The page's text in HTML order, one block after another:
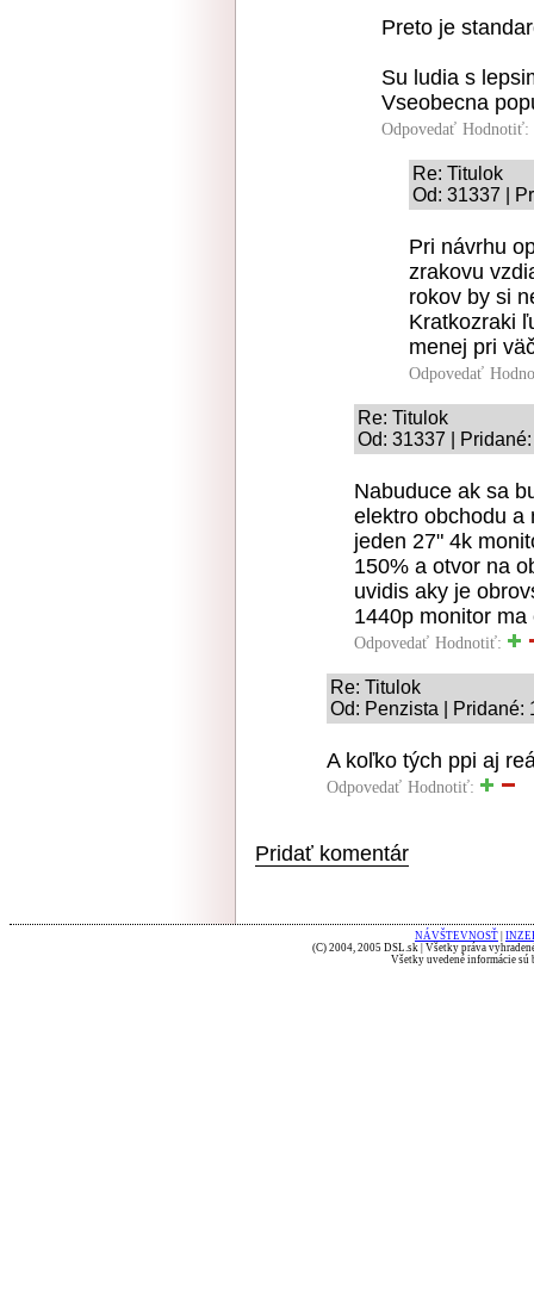
Preto je
Su ludia s
Vseobecna
Odpovedať Hodnotiť:
Re: Titulok
Od: 31337 |
Pri návrhu
zrakovu
rokov by si
Kratkozraki
menej pri
Odpovedať
Re: Titulok
Od: 31337 |
Nabuduce ak sa
elektro obchodu a
jeden 27" 4k
150% a otvor na
uvidis aky je
1440p monitor ma
Odpovedať Hodnotiť:
Re: Titulok
Od: Penzista | Pridané:
A koľko tých ppi aj
Odpovedať Hodnotiť:
Pridať komentár
NÁVŠTEVNOSŤ
(C) 2004, 2005 DSL.sk | Všetky práva
Všetky uvedené informácie sú